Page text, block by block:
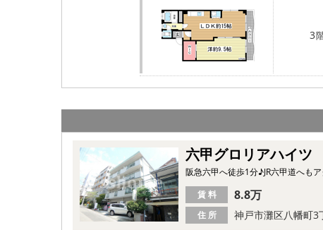
3
六甲グロリアハイツ
阪急六甲へ徒歩1分♪JR六甲道へも
住 所 神戸市灘区八幡町3
賃 料 8.8万